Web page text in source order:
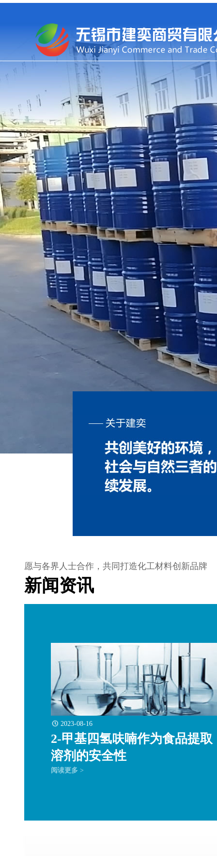
1
愿与各界人士合作，共同打造化工材料创新品牌
新闻资讯
2023-08-16
2-甲基四氢呋喃作为食品提取
溶剂的安全性
阅读更多 >